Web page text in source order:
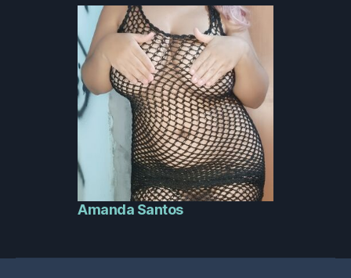
Amanda Santos